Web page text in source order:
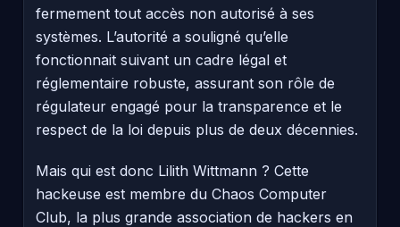
fermement tout accès non autorisé à ses
systèmes. L’autorité a souligné qu’elle
fonctionnait suivant un cadre légal et
réglementaire robuste, assurant son rôle de
régulateur engagé pour la transparence et le
respect de la loi depuis plus de deux décennies.
Mais qui est donc Lilith Wittmann ? Cette
hackeuse est membre du Chaos Computer
Club, la plus grande association de hackers en